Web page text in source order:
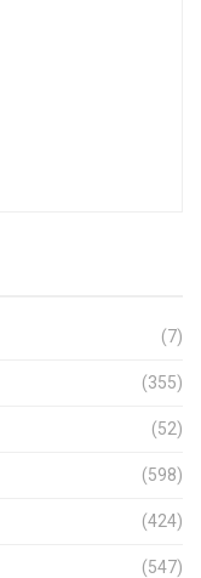
(7)
(355)
(52)
(598)
(424)
(547)